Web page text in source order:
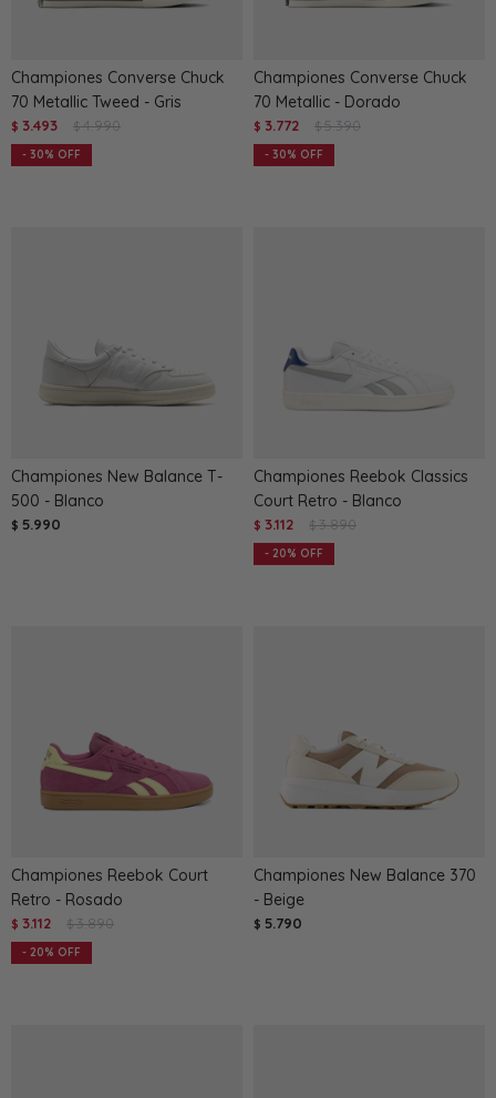
Championes Converse Chuck
70 Metallic Tweed - Gris
$ 3.493 $ 4.990
30
Championes Converse Chuck
70 Metallic - Dorado
$ 3.772 $ 5.390
30
Championes New Balance T-
500 - Blanco
$ 5.990
Championes Reebok Classics
Court Retro - Blanco
$ 3.112 $ 3.890
20
Championes Reebok Court
Retro - Rosado
$ 3.112 $ 3.890
20
Championes New Balance 370
- Beige
$ 5.790